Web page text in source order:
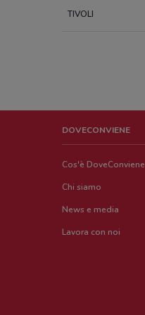
TIVOLI
DOVECONVIENE
Cos'è DoveConviene
Chi siamo
News e media
Lavora con noi